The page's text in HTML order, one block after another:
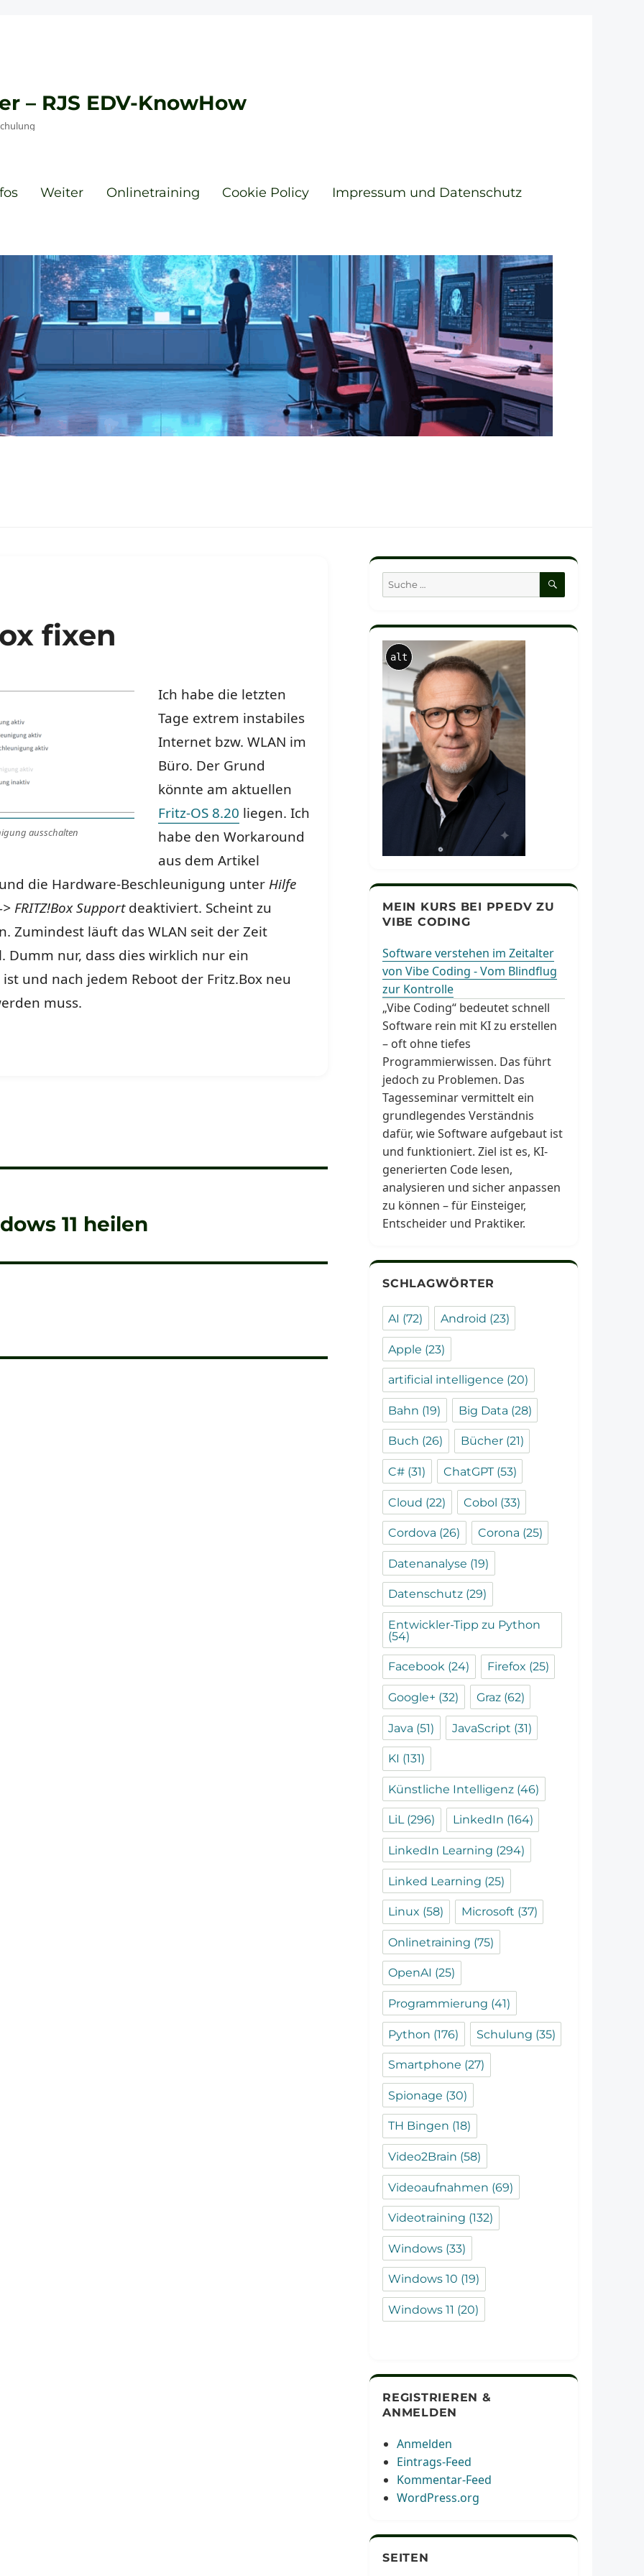
– RJS EDV-KnowHow
Weiter Onlinetraining Cookie Policy Impressum und Datenschutz
fixen
ausschalten
Ich habe die letzten
Tage extrem instabiles
Internet bzw. WLAN im
Büro. Der Grund
könnte am aktuellen
Fritz-OS 8.20 liegen. Ich
habe den Workaround
aus dem Artikel
die Hardware-Beschleunigung unter Hilfe
FRITZ!Box Supportdeaktiviert. Scheint zu
Zumindest läuft das WLAN seit der Zeit
Dumm nur, dass dies wirklich nur ein
und nach jedem Reboot der Fritz.Box neu
muss.
11 heilen
Suche
nach:
SUCHEN
alt
MEIN KURS BEI PPEDV ZU
VIBE CODING
Software verstehen im Zeitalter
von Vibe Coding - Vom Blindflug
zur Kontrolle
„Vibe Coding“ bedeutet schnell
Software rein mit KI zu erstellen
– oft ohne tiefes
Programmierwissen. Das führt
jedoch zu Problemen. Das
Tagesseminar vermittelt ein
grundlegendes Verständnis
dafür, wie Software aufgebaut ist
und funktioniert. Ziel ist es, KI-
generierten Code lesen,
analysieren und sicher anpassen
zu können – für Einsteiger,
Entscheider und Praktiker.
SCHLAGWÖRTER
AI (72) Android (23)
Apple (23)
artificial intelligence (20)
Bahn (19) Big Data (28)
Buch (26) Bücher(21)
C# (31) ChatGPT(53)
Cloud (22) Cobol (33)
Cordova (26) Corona (25)
Datenanalyse (19)
Datenschutz (29)
Entwickler-Tipp zu Python
(54)
Facebook (24) Firefox (25)
Google+ (32) Graz(62)
Java (51) JavaScript (31)
KI (131)
Künstliche Intelligenz (46)
LiL(296) LinkedIn (164)
LinkedIn Learning (294)
Linked Learning (25)
Linux (58) Microsoft (37)
Onlinetraining (75)
OpenAI (25)
Programmierung (41)
Python (176) Schulung (35)
Smartphone (27)
Spionage (30)
TH Bingen (18)
Video2Brain (58)
Videoaufnahmen (69)
Videotraining (132)
Windows (33)
Windows 10 (19)
Windows 11 (20)
REGISTRIEREN &
ANMELDEN
Anmelden
Eintrags-Feed
Kommentar-Feed
WordPress.org
SEITEN